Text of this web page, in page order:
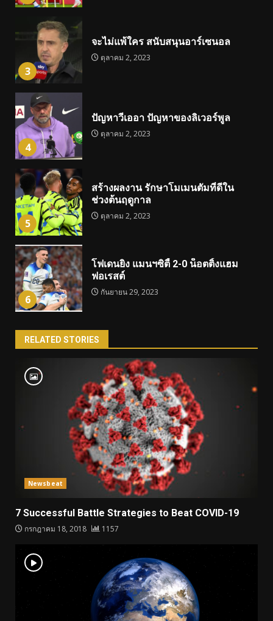
3
จะไม่แพ้ใคร สนับสนุนอาร์เซนอล
ตุลาคม 2, 2023
4
ปัญหาวีเออา ปัญหาของลิเวอร์พูล
ตุลาคม 2, 2023
5
สร้างผลงาน รักษาโมเมนตัมที่ดีใน
ช่วงต้นฤดูกาล
ตุลาคม 2, 2023
6
โฟเดนยิง แมนฯซิตี้ 2-0 น็อตติ้งแฮม
ฟอเรสต์
กันยายน 29, 2023
RELATED STORIES
Newsbeat
7 Successful Battle Strategies to Beat COVID-19
กรกฎาคม 18, 2018 1157